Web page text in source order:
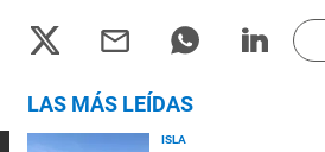
LAS MÁS LEÍDAS
ISLA